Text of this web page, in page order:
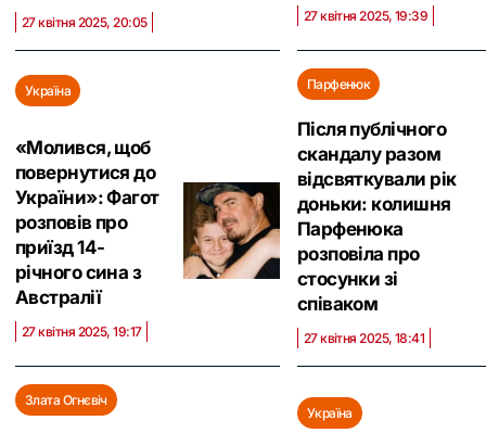
27 квітня 2025, 20:05 27 квітня 2025, 19:39
Україна
«Молився, щоб
повернутися до
України»: Фагот
розповів про
приїзд 14-
річного сина з
Австралії
27 квітня 2025, 19:17
Парфенюк
Після публічного
скандалу разом
відсвяткували рік
доньки: колишня
Парфенюка
розповіла про
стосунки зі
співаком
27 квітня 2025, 18:41
Злата Огнєвіч
Україна